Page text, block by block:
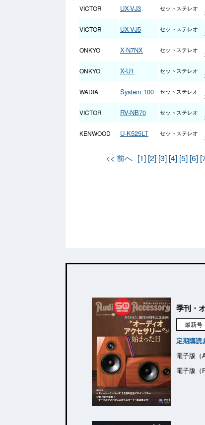
VICTOR UX-VJ3 セットステレオ
VICTOR UX-VJ5 セットステレオ
ONKYO X-N7NX セットステレオ
ONKYO X-U1 セットステレオ
WADIA System 100 セットステレオ
VICTOR RV-NB70 セットステレオ
KENWOOD U-K525LT セットステレオ
<< 前へ [1] [2] [3] [4] [5] [6]
季刊・
最新号
定期購読
電子版（
電子版（